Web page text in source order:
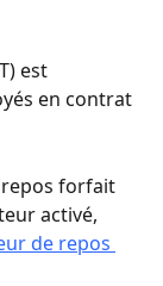
est
en contrat
forfait
activé,
de repos